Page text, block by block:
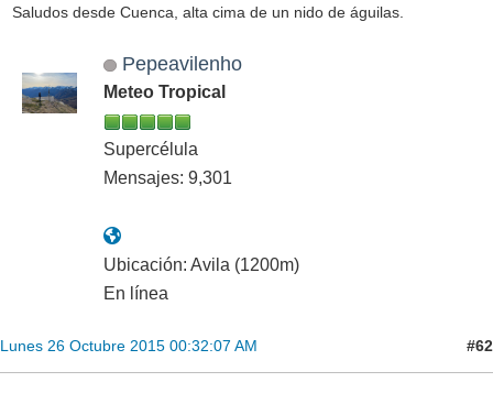
Saludos desde Cuenca, alta cima de un nido de águilas.
Pepeavilenho
Meteo Tropical
Supercélula
Mensajes: 9,301
Ubicación: Avila (1200m)
En línea
Lunes 26 Octubre 2015 00:32:07 AM #62